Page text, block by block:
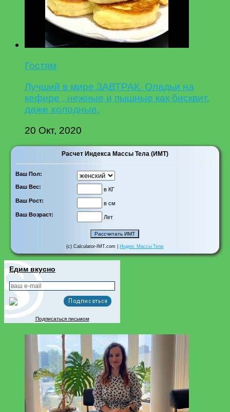
Гостям
Лучший в мире ЗАВТРАК. Оладьи на
кефире , нежные и пышные как бисквит,
даже холодные.
20 Окт, 2020
Расчет Индекса Массы Тела (ИМТ)
Ваш Пол:
Ваш Вес:
в КГ
Ваш Рост:
в см
Ваш Возраст:
Лет
(c) Calculator-IMT.com | Индекс Массы Тела
Едим вкусно
Подписаться письмом